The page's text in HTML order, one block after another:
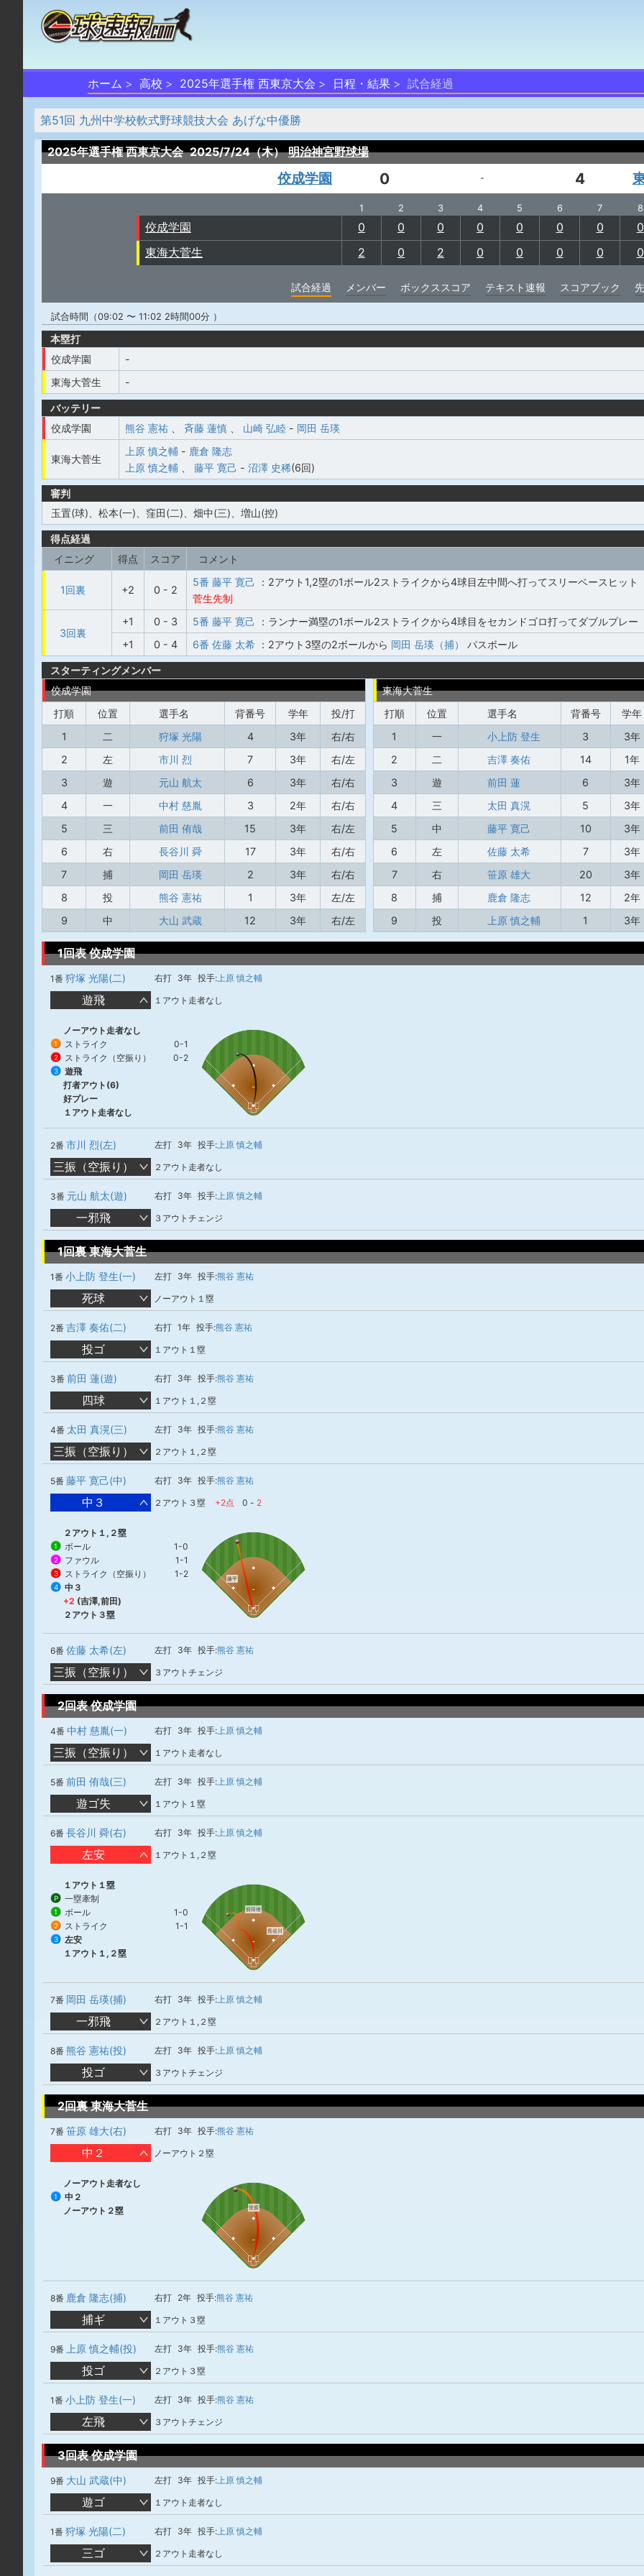
ホーム 高校 2025年選手権 西東京大会 日程・結果 試合経過
第51回 九州中学校軟式野球競技大会 あげな中優勝
2025年選手権 西東京大会 2025/7/24（木） 明治神宮野球場
佼成学園 0 - 4
1 2 3 4 5 6 7 8
佼成学園 0 0 0 0 0 0 0
0
東海大菅生
2 0 2 0 0 0 0 0
試合経過 メンバー ボックススコア テキスト速報 スコアブック
試合時間（09:02 〜 11:02 2時間00分 ）
本塁打
佼成学園
-
東海大菅生
-
バッテリー
佼成学園
熊谷 憲祐 斉藤 蓮慎 山崎 弘睦 - 岡田 岳瑛
東海大菅生
上原 慎之輔 - 鹿倉 隆志
上原 慎之輔
藤平 寛己 - 沼澤 史稀(6回)
審判
玉置(球)、松本(一)、窪田(二)、畑中(三)、増山(控)
得点経過
イニング
得点 スコア コメント
1回裏 +2 0 - 2
5番 藤平 寛己 ：2アウト1,2塁の1ボール2ストライクから4球目左中間へ打ってスリーベースヒット
菅生先制
3回裏
+1 0 - 3 5番 藤平 寛己 ：ランナー満塁の1ボール2ストライクから4球目をセカンドゴロ打ってダブルプレー
+1
0 - 4 6番 佐藤 太希 ：2アウト3塁の2ボールから 岡田 岳瑛（捕） パスボール
スターティングメンバー
佼成学園
打順
位置 選手名 背番号 学年
投/打
1
二 狩塚 光陽 4 3年
右/右
2
左 市川 烈 7 3年
右/左
3
遊 元山 航太 6 3年
右/右
4
一 中村 慈胤 3 2年
右/右
5
三 前田 侑哉 15 3年
右/左
6
右 長谷川 舜 17 3年
右/右
7
捕 岡田 岳瑛 2 3年
右/右
8
投 熊谷 憲祐 1 3年
左/左
9
中 大山 武蔵 12 3年 右/左
東海大菅生
打順
位置 選手名 背番号
学年
1
一 小上防 登生 3
3年
2
二 吉澤 奏佑 14
1年
3
遊 前田 蓮 6
3年
4
三 太田 真滉 5
3年
5
中 藤平 寛己 10
3年
6
左 佐藤 太希 7
3年
7
右 笹原 雄大 20
3年
8
捕 鹿倉 隆志 12
2年
9
投 上原 慎之輔 1 3年
1回表 佼成学園
1番 狩塚 光陽(二) 右打 3年 投手:上原 慎之輔
遊飛 １アウト走者なし
ノーアウト走者なし
1 ストライク 0-1
2 ストライク（空振り） 0-2
3
遊飛
打者アウト(6)
好プレー
１アウト走者なし
2番 市川 烈(左) 左打 3年 投手:上原 慎之輔
三振（空振り） ２アウト走者なし
3番 元山 航太(遊) 右打 3年 投手:上原 慎之輔
一邪飛 ３アウトチェンジ
1回裏 東海大菅生
1番 小上防 登生(一) 左打 3年 投手:熊谷 憲祐
死球 ノーアウト１塁
2番 吉澤 奏佑(二) 右打 1年 投手:熊谷 憲祐
投ゴ １アウト１塁
3番 前田 蓮(遊) 右打 3年 投手:熊谷 憲祐
四球 １アウト１,２塁
4番 太田 真滉(三) 左打 3年 投手:熊谷 憲祐
三振（空振り） ２アウト１,２塁
5番 藤平 寛己(中) 右打 3年 投手:熊谷 憲祐
中３ ２アウト３塁 +2点 0 - 2
２アウト１,２塁
1 ボール 1-0
2 ファウル 1-1
3 ストライク（空振り） 1-2
4
中３
+2 (吉澤,前田)
２アウト３塁
藤平
6番 佐藤 太希(左) 左打 3年 投手:熊谷 憲祐
三振（空振り） ３アウトチェンジ
2回表 佼成学園
4番 中村 慈胤(一) 右打 3年 投手:上原 慎之輔
三振（空振り） １アウト走者なし
5番 前田 侑哉(三) 左打 3年 投手:上原 慎之輔
遊ゴ失 １アウト１塁
6番 長谷川 舜(右) 右打 3年 投手:上原 慎之輔
左安 １アウト１,２塁
１アウト１塁
P 一塁牽制
1 ボール 1-0
2 ストライク 1-1
3
左安
１アウト１,２塁
前田侑
長谷川
7番 岡田 岳瑛(捕) 右打 3年 投手:上原 慎之輔
一邪飛 ２アウト１,２塁
8番 熊谷 憲祐(投) 左打 3年 投手:上原 慎之輔
投ゴ ３アウトチェンジ
2回裏 東海大菅生
7番 笹原 雄大(右) 右打 3年 投手:熊谷 憲祐
中２ ノーアウト２塁
ノーアウト走者なし
1
中２
ノーアウト２塁
笹原
8番 鹿倉 隆志(捕) 右打 2年 投手:熊谷 憲祐
捕ギ １アウト３塁
9番 上原 慎之輔(投) 左打 3年 投手:熊谷 憲祐
投ゴ ２アウト３塁
1番 小上防 登生(一) 左打 3年 投手:熊谷 憲祐
左飛 ３アウトチェンジ
3回表 佼成学園
9番 大山 武蔵(中) 左打 3年 投手:上原 慎之輔
遊ゴ １アウト走者なし
1番 狩塚 光陽(二) 右打 3年 投手:上原 慎之輔
三ゴ ２アウト走者なし